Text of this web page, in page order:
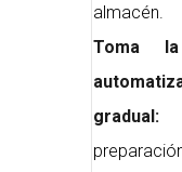
almacén.
Toma
gradual: